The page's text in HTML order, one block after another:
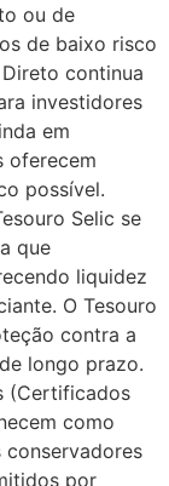
ou de
de baixo risco
continua
investidores
em
oferecem
possível.
Selic se
que
liquidez
O Tesouro
contra a
longo prazo.
(Certificados
como
por